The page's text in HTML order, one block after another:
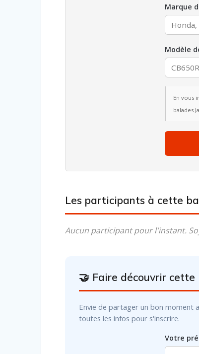
Marque
Modèle
En vous
balades
Les participants à cette
Aucun participant pour l'instant.
🤝 Faire découvrir
Envie de partager un bon moment
toutes les infos pour s'inscrire.
Votre